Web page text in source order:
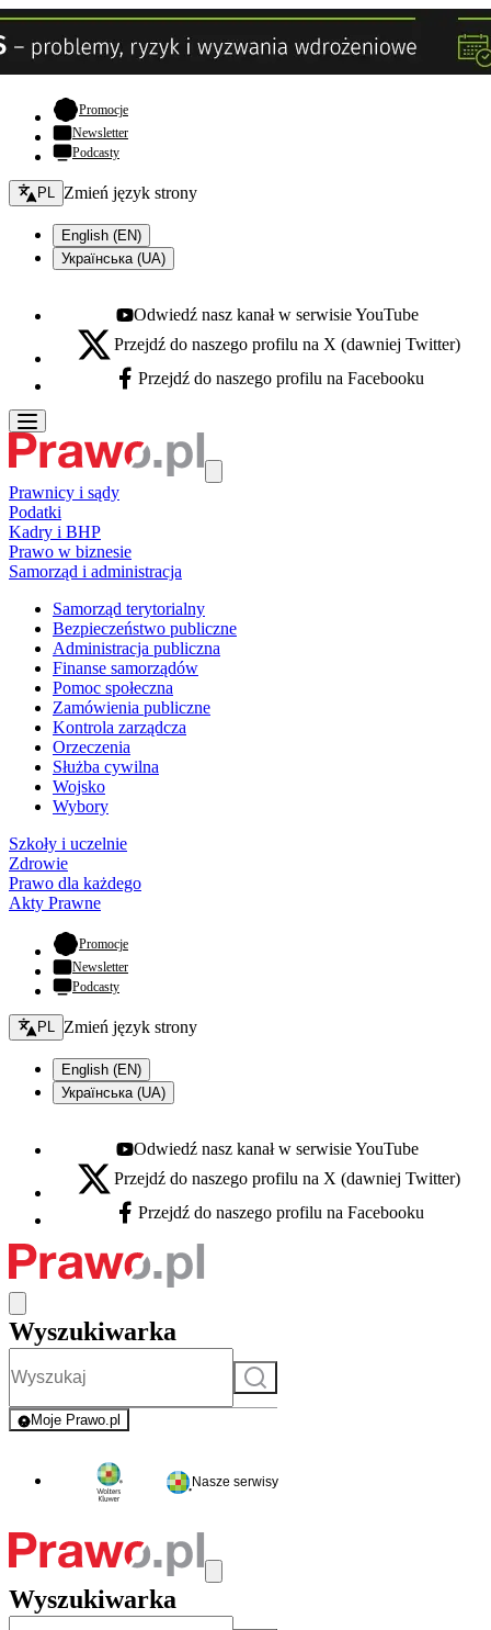
Promocje- otwiera się w nowej karcie
Newsletter
Podcasty
Zmień język - bieżący:
PL Zmień język strony
English (EN)
Українська (UA)
Youtube - otwiera się w nowej karcie
Odwiedź nasz kanał w serwisie YouTube
X - otwiera się w nowej karcie
Przejdź do naszego profilu na X (dawniej Twitter)
Facebook - otwiera się w nowej karcie
Przejdź do naszego profilu na Facebooku
Prawnicy i sądy
Podatki
Kadry i BHP
Prawo w biznesie
Samorząd i administracja
Samorząd terytorialny
Bezpieczeństwo publiczne
Administracja publiczna
Finanse samorządów
Pomoc społeczna
Zamówienia publiczne
Kontrola zarządcza
Orzeczenia
Służba cywilna
Wojsko
Wybory
Szkoły i uczelnie
Zdrowie
Prawo dla każdego
Akty Prawne
Promocje- otwiera się w nowej karcie
Newsletter
Podcasty
Zmień język - bieżący:
PL Zmień język strony
English (EN)
Українська (UA)
Youtube - otwiera się w nowej karcie
Odwiedź nasz kanał w serwisie YouTube
X - otwiera się w nowej karcie
Przejdź do naszego profilu na X (dawniej Twitter)
Facebook - otwiera się w nowej karcie
Przejdź do naszego profilu na Facebooku
Wyszukiwarka
Szukaj
Moje Prawo.pl
- rejestracja i logowanie do serwisu
Nasze serwisy
Wyszukiwarka